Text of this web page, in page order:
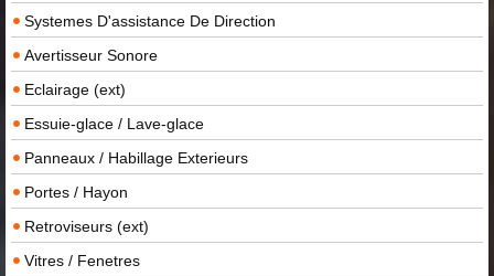
Systemes D'assistance De Direction
Avertisseur Sonore
Eclairage (ext)
Essuie-glace / Lave-glace
Panneaux / Habillage Exterieurs
Portes / Hayon
Retroviseurs (ext)
Vitres / Fenetres